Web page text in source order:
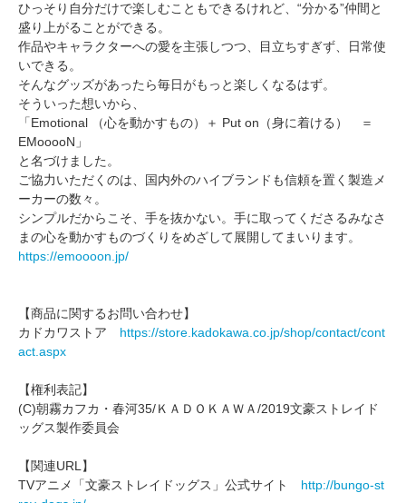
ひっそり自分だけで楽しむこともできるけれど、“分かる”仲間と
盛り上がることができる。
作品やキャラクターへの愛を主張しつつ、目立ちすぎず、日常使
いできる。
そんなグッズがあったら毎日がもっと楽しくなるはず。
そういった想いから、
「Emotional （心を動かすもの）＋ Put on（身に着ける） ＝
EMooooN」
と名づけました。
ご協力いただくのは、国内外のハイブランドも信頼を置く製造メ
ーカーの数々。
シンプルだからこそ、手を抜かない。手に取ってくださるみなさ
まの心を動かすものづくりをめざして展開してまいります。
https://emoooon.jp/
【商品に関するお問い合わせ】
カドカワストア https://store.kadokawa.co.jp/shop/contact/cont
act.aspx
【権利表記】
(C)朝霧カフカ・春河35/ＫＡＤＯＫＡＷＡ/2019文豪ストレイド
ッグス製作委員会
【関連URL】
TVアニメ「文豪ストレイドッグス」公式サイト http://bungo-st